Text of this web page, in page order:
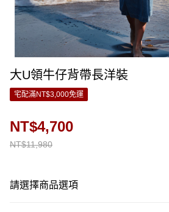
大U領牛仔背帶長洋裝
宅配滿NT$3,000免運
NT$11,980
NT$4,700
請選擇商品選項